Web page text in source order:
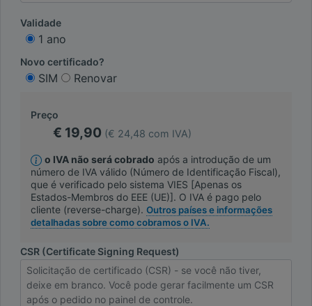
Validade
1 ano
Novo certificado?
SIM Renovar
Preço
€ 19,90 (€ 24,48 com IVA)
o IVA não será cobrado após a introdução de um
número de IVA válido (Número de Identificação Fiscal),
que é verificado pelo sistema VIES [Apenas os
Estados-Membros do EEE (UE)]. O IVA é pago pelo
cliente (reverse-charge). Outros países e informações
detalhadas sobre como cobramos o IVA.
CSR (Certificate Signing Request)